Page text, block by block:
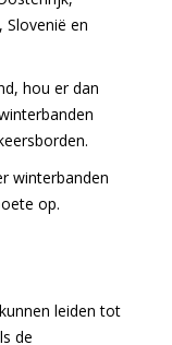
en
hou er dan
winterbanden
op.
leiden tot
de